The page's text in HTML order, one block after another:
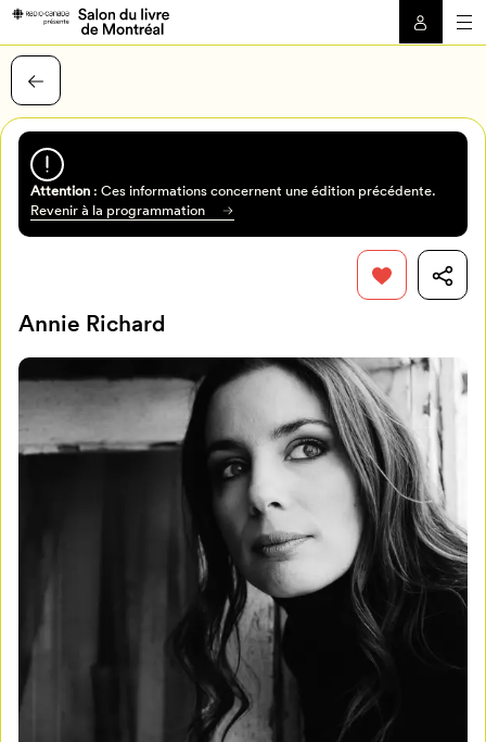
Attention: Ces informations concernent une édition précédente.
Revenir à la programmation
Annie Richard